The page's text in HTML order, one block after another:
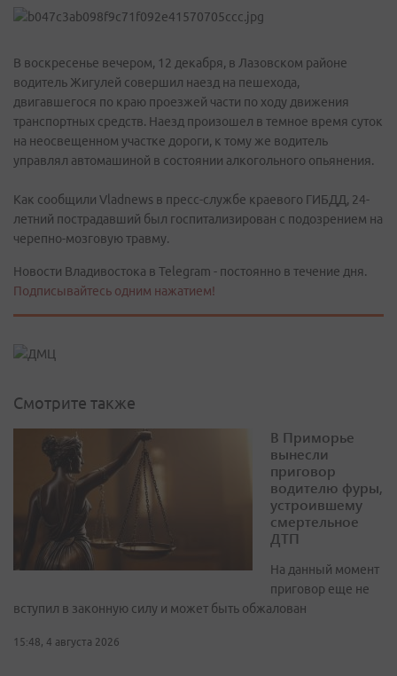
В воскресенье вечером, 12 декабря, в Лазовском районе
водитель Жигулей совершил наезд на пешехода,
двигавшегося по краю проезжей части по ходу движения
транспортных средств. Наезд произошел в темное время суток
на неосвещенном участке дороги, к тому же водитель
управлял автомашиной в состоянии алкогольного опьянения.
Как сообщили Vladnews в пресс-службе краевого ГИБДД, 24-
летний пострадавший был госпитализирован с подозрением на
черепно-мозговую травму.
Новости Владивостока в Telegram - постоянно в течение дня.
Подписывайтесь одним нажатием!
Смотрите также
В Приморье
вынесли
приговор
водителю фуры,
устроившему
смертельное
ДТП
На данный момент
приговор еще не
вступил в законную силу и может быть обжалован
15:48, 4 августа 2026